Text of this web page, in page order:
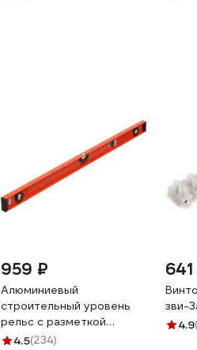
959 ₽
Алюминиевый
строительный уровень
рельс с разметкой
1000мм Gigant SL1000
4.5(234)
зви-
4.9